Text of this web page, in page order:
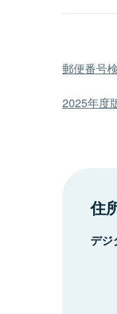
郵便番号
2025年度
住
デジ